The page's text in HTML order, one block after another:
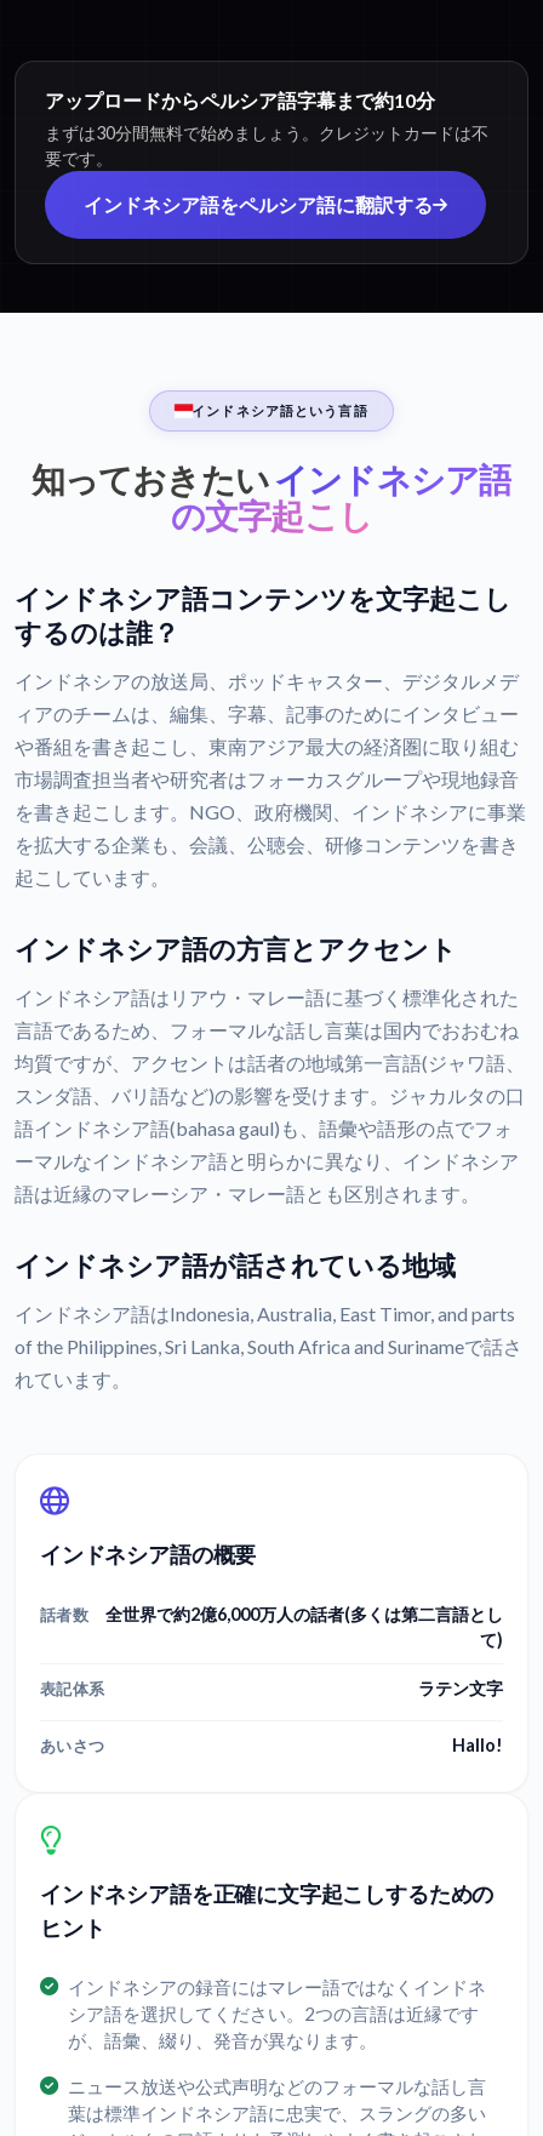
アップロードからペルシア語字幕まで約10分
まずは30分間無料で始めましょう。クレジットカードは不
要です。
インドネシア語をペルシア語に翻訳する
インドネシア語という言語
知っておきたいインドネシア語
の文字起こし
インドネシア語コンテンツを文字起こし
するのは誰？
インドネシアの放送局、ポッドキャスター、デジタルメデ
ィアのチームは、編集、字幕、記事のためにインタビュー
や番組を書き起こし、東南アジア最大の経済圏に取り組む
市場調査担当者や研究者はフォーカスグループや現地録音
を書き起こします。NGO、政府機関、インドネシアに事業
を拡大する企業も、会議、公聴会、研修コンテンツを書き
起こしています。
インドネシア語の方言とアクセント
インドネシア語はリアウ・マレー語に基づく標準化された
言語であるため、フォーマルな話し言葉は国内でおおむね
均質ですが、アクセントは話者の地域第一言語(ジャワ語、
スンダ語、バリ語など)の影響を受けます。ジャカルタの口
語インドネシア語(bahasa gaul)も、語彙や語形の点でフォ
ーマルなインドネシア語と明らかに異なり、インドネシア
語は近縁のマレーシア・マレー語とも区別されます。
インドネシア語が話されている地域
インドネシア語はIndonesia, Australia, East Timor, and parts
of the Philippines, Sri Lanka, South Africa and Surinameで話さ
れています。
インドネシア語の概要
話者数
全世界で約2億6,000万人の話者(多くは第二言語とし
て)
表記体系 ラテン文字
あいさつ Hallo!
インドネシア語を正確に文字起こしするための
ヒント
インドネシアの録音にはマレー語ではなくインドネ
シア語を選択してください。2つの言語は近縁です
が、語彙、綴り、発音が異なります。
ニュース放送や公式声明などのフォーマルな話し言
葉は標準インドネシア語に忠実で、スラングの多い